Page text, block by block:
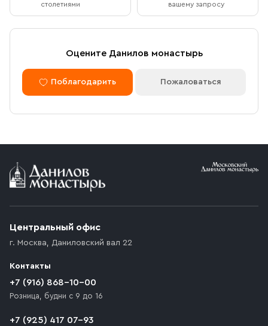
столетиями
вашему запросу
Оцените Данилов монастырь
Поблагодарить Пожаловаться
Центральный офис
г. Москва, Даниловский вал 22
Контакты
+7 (916) 868-10-00
Розница, будни с 9 до 16
+7 (925) 417 07-93